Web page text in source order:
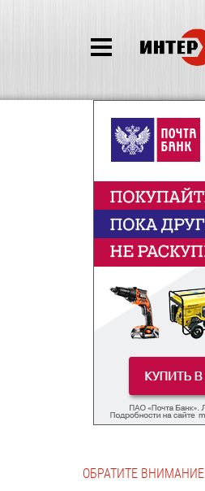
ОБРАТИТЕ ВНИМАНИЕ